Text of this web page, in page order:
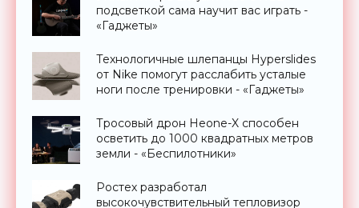
подсветкой сама научит вас играть -
«Гаджеты»
Технологичные шлепанцы Hyperslides
от Nike помогут расслабить усталые
ноги после тренировки - «Гаджеты»
Тросовый дрон Heone-X способен
осветить до 1000 квадратных метров
земли - «Беспилотники»
Ростех разработал
высокочувствительный тепловизор